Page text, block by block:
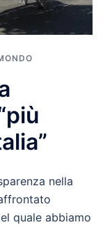
nella
quale abbiamo